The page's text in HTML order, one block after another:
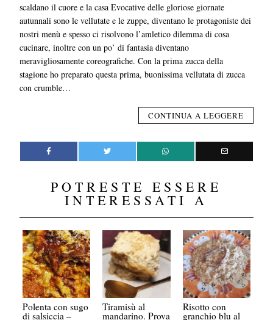
scaldano il cuore e la casa Evocative delle gloriose giornate
autunnali sono le vellutate e le zuppe, diventano le protagoniste dei
nostri menù e spesso ci risolvono l’amletico dilemma di cosa
cucinare, inoltre con un po’ di fantasia diventano
meravigliosamente coreografiche. Con la prima zucca della
stagione ho preparato questa prima, buonissima vellutata di zucca
con crumble…
CONTINUA A LEGGERE
POTRESTE ESSERE
INTERESSATI A
Polenta con sugo
di salsiccia –
Tiramisù al
mandarino. Prova
Risotto con
granchio blu al